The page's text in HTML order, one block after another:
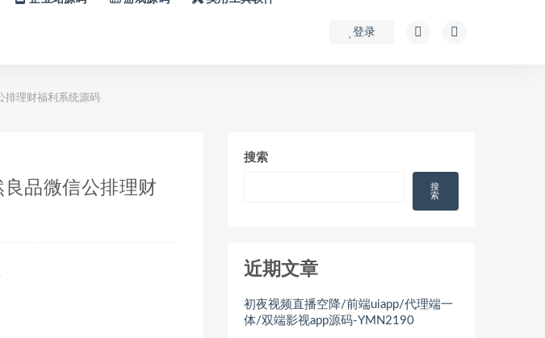
登录
排理财福利系统源码
品微信公排理财
搜索
搜
索
近期文章
初夜视频直播空降/前端uiapp/代理端一
体/双端影视app源码-YMN2190